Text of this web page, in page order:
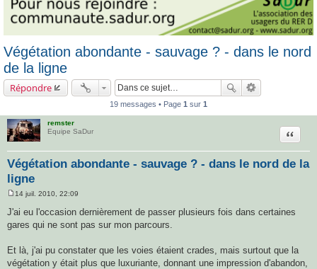
Végétation abondante - sauvage ? - dans le nord
de la ligne
Répondre
19 messages • Page 1 sur 1
remster
Equipe SaDur
Végétation abondante - sauvage ? - dans le nord de la
ligne
s
s
e
14 juil. 2010, 22:09
J'ai eu l'occasion dernièrement de passer plusieurs fois dans certaines
gares qui ne sont pas sur mon parcours.
Et là, j'ai pu constater que les voies étaient crades, mais surtout que la
végétation y était plus que luxuriante, donnant une impression d'abandon,